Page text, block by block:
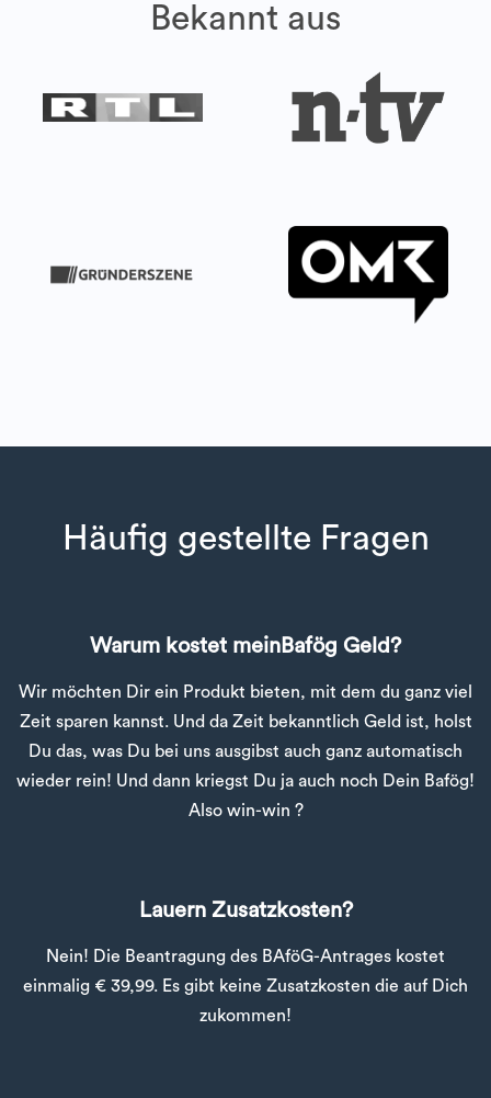
Bekannt aus
Häufig gestellte Fragen
Warum kostet meinBafög Geld?
Wir möchten Dir ein Produkt bieten, mit dem du ganz viel
Zeit sparen kannst. Und da Zeit bekanntlich Geld ist, holst
Du das, was Du bei uns ausgibst auch ganz automatisch
wieder rein! Und dann kriegst Du ja auch noch Dein Bafög!
Also win-win ?
Lauern Zusatzkosten?
Nein! Die Beantragung des BAföG-Antrages kostet
einmalig € 39,99. Es gibt keine Zusatzkosten die auf Dich
zukommen!